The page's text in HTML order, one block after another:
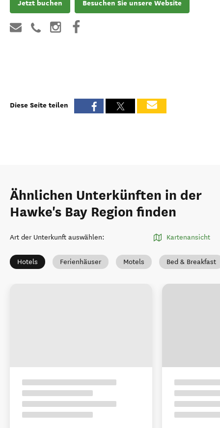
Jetzt buchen Besuchen Sie unsere Website
Diese Seite teilen
Ähnlichen Unterkünften in der
Hawke's Bay Region finden
Art der Unterkunft auswählen: Kartenansicht
Hotels Ferienhäuser Motels Bed & Breakfast